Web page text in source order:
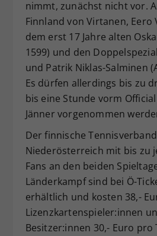
nimmt, zunächst nicht vor.
Finnland von Virtanen, Eero
dem erst 17 Jahre alten
1599) und den
und Patrik Niklas-Salminen
Es dürfen allerdings bis zu
bis eine Stunde vorm
Jänner vorgenommen
Der finnische
Niederösterreich mit bis zu
Fans an den beiden
Länderkampf sind bei Ö-
erhältlich und kosten 38,-
Lizenzkartenspieler:innen
Besitzer:innen 30,- Euro pro